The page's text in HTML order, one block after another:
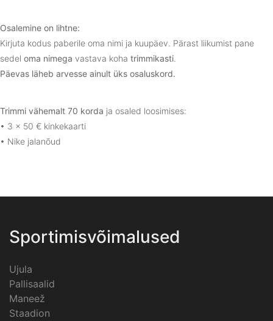
Osalemine on lihtne:
Kirjuta kodus paberile oma nimi ja kuupäev. Pärast liikumist pane
sedel oma nimega vastava koha trimmikasti.
Päevas läheb arvesse ainult üks osaluskord.
Trimmi vähemalt 70 korda ja osaled loosimises:
• 3 × 50 € kinkekaarti
• Nike jalanõud
Sportimisvõimalused
Ujula
Pallisaalid
Maneež
Staadion